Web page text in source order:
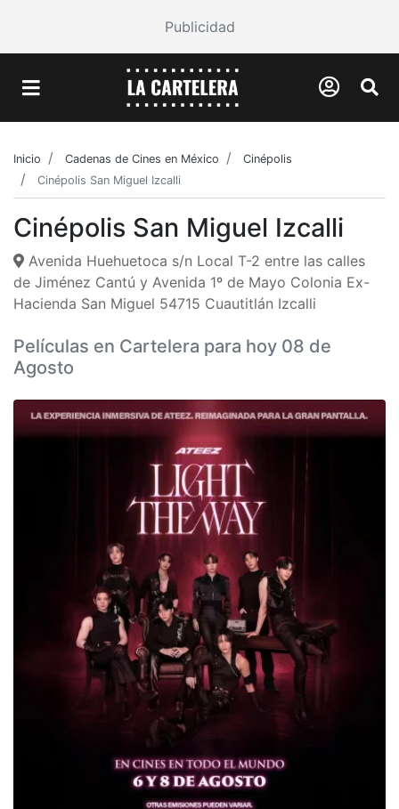
Publicidad
Inicio Cadenas de Cines en México
Cinépolis
Cinépolis San Miguel Izcalli
Cinépolis San Miguel Izcalli
Avenida Huehuetoca s/n Local T-2 entre las calles
de Jiménez Cantú y Avenida 1º de Mayo Colonia Ex-
Hacienda San Miguel 54715 Cuautitlán Izcalli
Películas en Cartelera para hoy 08 de
Agosto